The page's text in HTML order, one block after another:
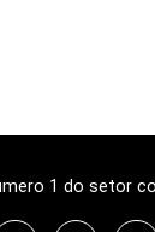
1 do setor